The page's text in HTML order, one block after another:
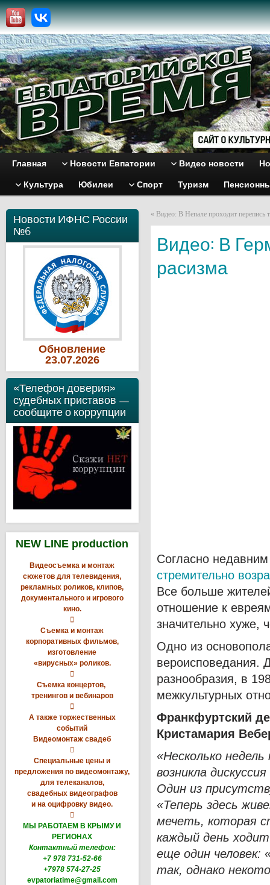
Главная Новости Евпатории Видео новости
Культура Юбилеи Спорт Туризм
Новости ИФНС России
№6
Обновление
23.07.2026
«Телефон доверия»
судебных приставов —
сообщите о коррупции
NEW LINE production
Видеосъемка и монтаж
сюжетов для телевидения,
рекламных роликов, клипов,
документального и игрового
кино.

Съемка и монтаж
корпоративных фильмов,
изготовление
«вирусных» роликов.

Съемка концертов,
тренингов и вебинаров

А также торжественных
событий
Видеомонтаж свадеб

Специальные цены и
предложения по видеомонтажу,
для телеканалов,
свадебных видеографов
и на оцифровку видео.

МЫ РАБОТАЕМ В КРЫМУ И
РЕГИОНАХ
Контактный телефон:
+7 978 731-52-66
+7978 574-27-25
evpatoriatime@gmail.com
« Видео: В Непале проходит перепись
Видео: В
расизма
Согласно
стремительно
Все больше
отношение к
значительно хуже,
Одно из
вероисповедания.
разнообразия, в
межкультурных
Франкфуртский
Кристамария
«Несколько
возникла
Один из
«Теперь здесь
мечеть, которая
каждый день
еще один человек:
так, однако